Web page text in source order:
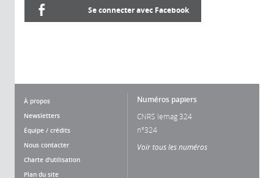
Se connecter avec Facebook
À propos
Newsletters
Équipe / crédits
Nous contacter
Charte d'utilisation
Plan du site
Numéros papiers
CNRS lemag 324
n°324
Voir tous les numéros